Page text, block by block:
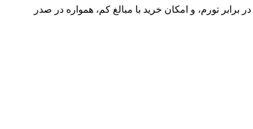
تورم، و امکان خرید با مبالغ کم، همواره در صدر